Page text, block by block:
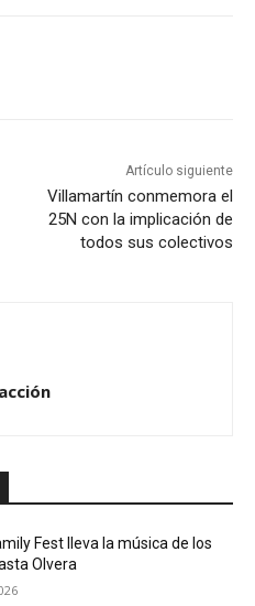
Artículo siguiente
Villamartín conmemora el
25N con la implicación de
todos sus colectivos
Fest lleva la música de los
Olvera